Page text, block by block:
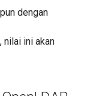
dengan
, nilai ini akan